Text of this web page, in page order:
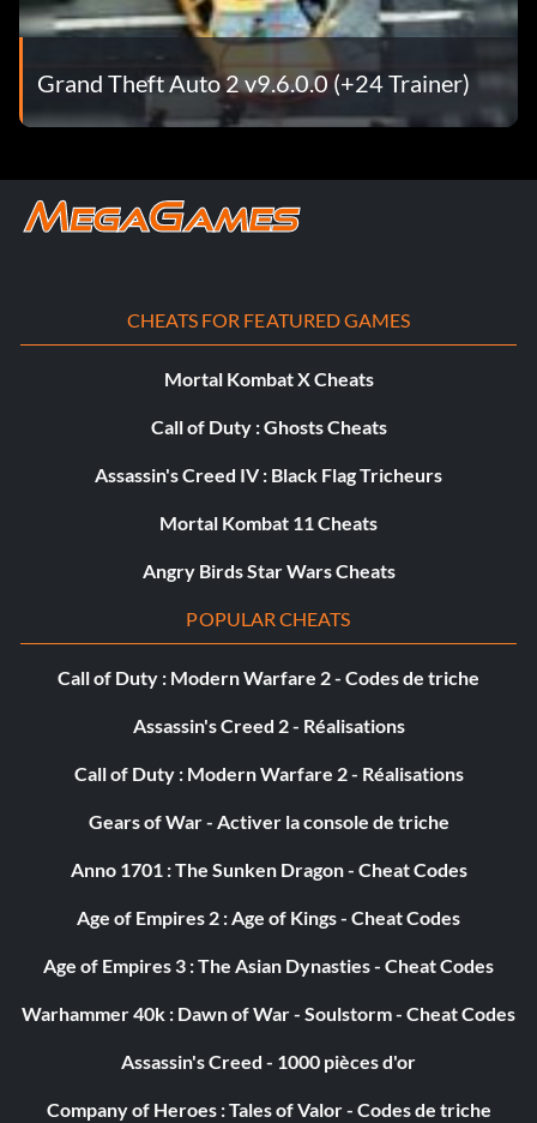
Grand Theft Auto 2 v9.6.0.0 (+24 Trainer)
CHEATS FOR FEATURED GAMES
Mortal Kombat X Cheats
Call of Duty : Ghosts Cheats
Assassin's Creed IV : Black Flag Tricheurs
Mortal Kombat 11 Cheats
Angry Birds Star Wars Cheats
POPULAR CHEATS
Call of Duty : Modern Warfare 2 - Codes de triche
Assassin's Creed 2 - Réalisations
Call of Duty : Modern Warfare 2 - Réalisations
Gears of War - Activer la console de triche
Anno 1701 : The Sunken Dragon - Cheat Codes
Age of Empires 2 : Age of Kings - Cheat Codes
Age of Empires 3 : The Asian Dynasties - Cheat Codes
Warhammer 40k : Dawn of War - Soulstorm - Cheat Codes
Assassin's Creed - 1000 pièces d'or
Company of Heroes : Tales of Valor - Codes de triche